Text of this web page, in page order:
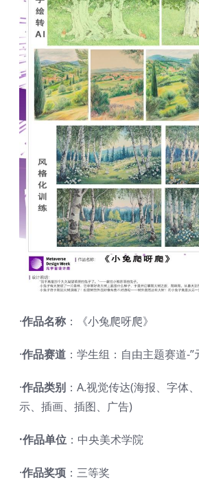
·作品名称 ：《小兔爬呀爬》
·作品赛道 ：学生组：自由主题赛道-”
·作品类别 ：A.视觉传达(海报、字体
示、插画、插图、广告)
·作品单位 ：中央美术学院
·作品奖项 ：三等奖